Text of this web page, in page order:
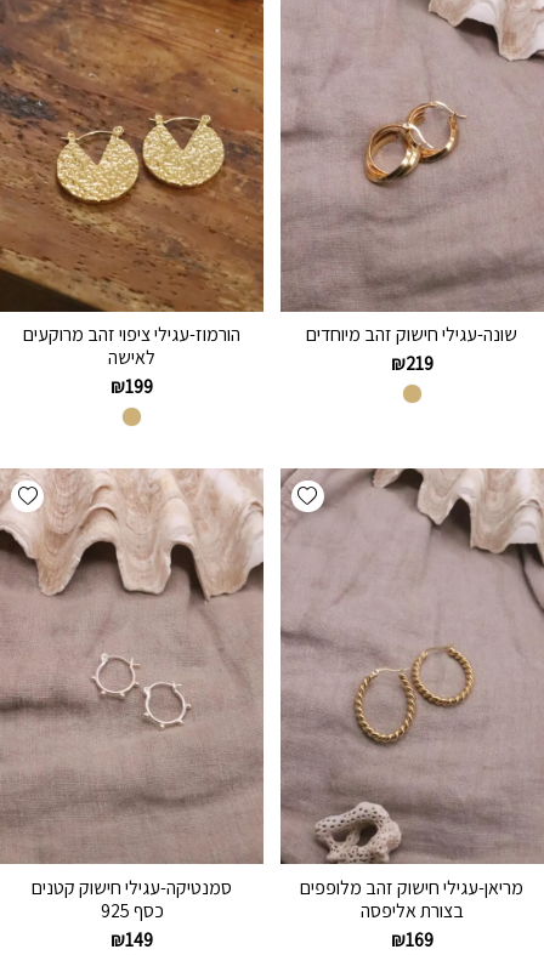
שונה-עגילי חישוק זהב מיוחדים
₪219
הורמוז-עגילי ציפוי זהב מרוקעים
לאישה
₪199
Add wishlist
מריאן-עגילי חישוק זהב מלופפים
בצורת אליפסה
₪169
סמנטיקה-עגילי חישוק קטנים
כסף 925
₪149